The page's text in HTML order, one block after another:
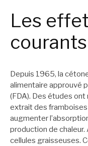
Les
courants
Depuis 1965, la
alimentaire approuvé
(FDA). Des études
extrait des
augmenter
production de
cellules graisseuses.